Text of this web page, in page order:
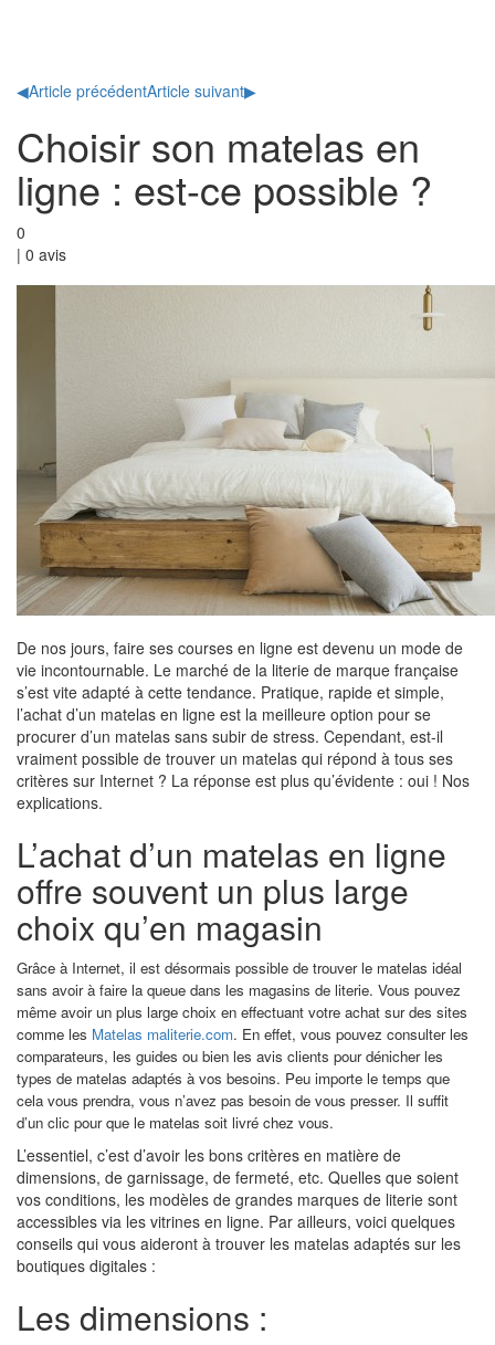
◀Article précédentArticle suivant▶
Choisir son matelas en
ligne : est-ce possible ?
0
| 0 avis
De nos jours, faire ses courses en ligne est devenu un mode de
vie incontournable. Le marché de la literie de marque française
s’est vite adapté à cette tendance. Pratique, rapide et simple,
l’achat d’un matelas en ligne est la meilleure option pour se
procurer d’un matelas sans subir de stress. Cependant, est-il
vraiment possible de trouver un matelas qui répond à tous ses
critères sur Internet ? La réponse est plus qu’évidente : oui ! Nos
explications.
L’achat d’un matelas en ligne
offre souvent un plus large
choix qu’en magasin
Grâce à Internet, il est désormais possible de trouver le matelas idéal
sans avoir à faire la queue dans les magasins de literie. Vous pouvez
même avoir un plus large choix en effectuant votre achat sur des sites
comme les Matelas maliterie.com. En effet, vous pouvez consulter les
comparateurs, les guides ou bien les avis clients pour dénicher les
types de matelas adaptés à vos besoins. Peu importe le temps que
cela vous prendra, vous n’avez pas besoin de vous presser. Il suffit
d’un clic pour que le matelas soit livré chez vous.
L’essentiel, c’est d’avoir les bons critères en matière de
dimensions, de garnissage, de fermeté, etc. Quelles que soient
vos conditions, les modèles de grandes marques de literie sont
accessibles via les vitrines en ligne. Par ailleurs, voici quelques
conseils qui vous aideront à trouver les matelas adaptés sur les
boutiques digitales :
Les dimensions :